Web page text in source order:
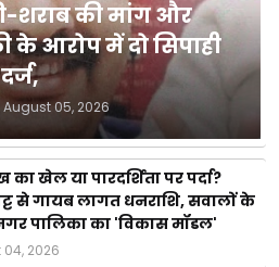
शराब की मांग और
आरोप में दो सिपाही
August 05, 2026
का खेल या पारदर्शिता पर पर्दा?
से गायब लागत धनराशि, सवालों के
पालिका का 'विकास मॉडल'
2026